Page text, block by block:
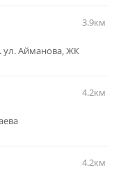
3.9км
ул. Айманова, ЖК
4.2км
4.2км